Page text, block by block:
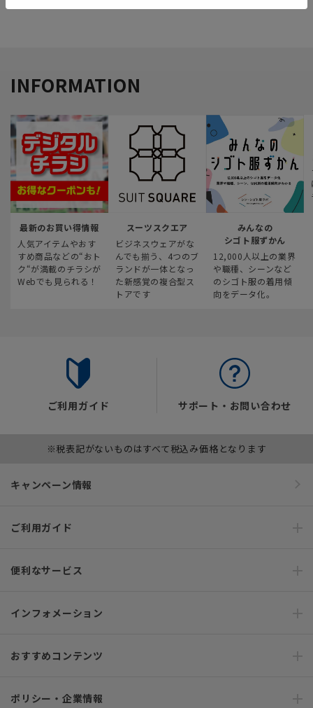
INFORMATION
最新のお買い得情報
人気アイテムやおす
すめ商品などの“おト
ク“が満載のチラシが
Webでも見られる！
スーツスクエア
ビジネスウェアがな
んでも揃う、4つのブ
ランドが一体となっ
た新感覚の複合型ス
トアです
みんなの
シゴト服ずかん
12,000人以上の業界
や職種、シーンなど
のシゴト服の着用傾
向をデータ化。
ご利用ガイド サポート・お問い合わせ
※税表記がないものはすべて税込み価格となります
キャンペーン情報
ご利用ガイド
便利なサービス
インフォメーション
おすすめコンテンツ
ポリシー・企業情報